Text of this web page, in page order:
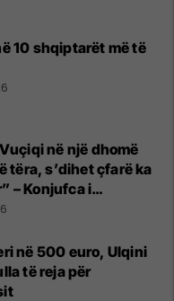
10 shqiptarët më të
në një dhomë
tëra, s’dihet çfarë ka
– Konjufca i
Osmanit
në 500 euro, Ulqini
të reja për